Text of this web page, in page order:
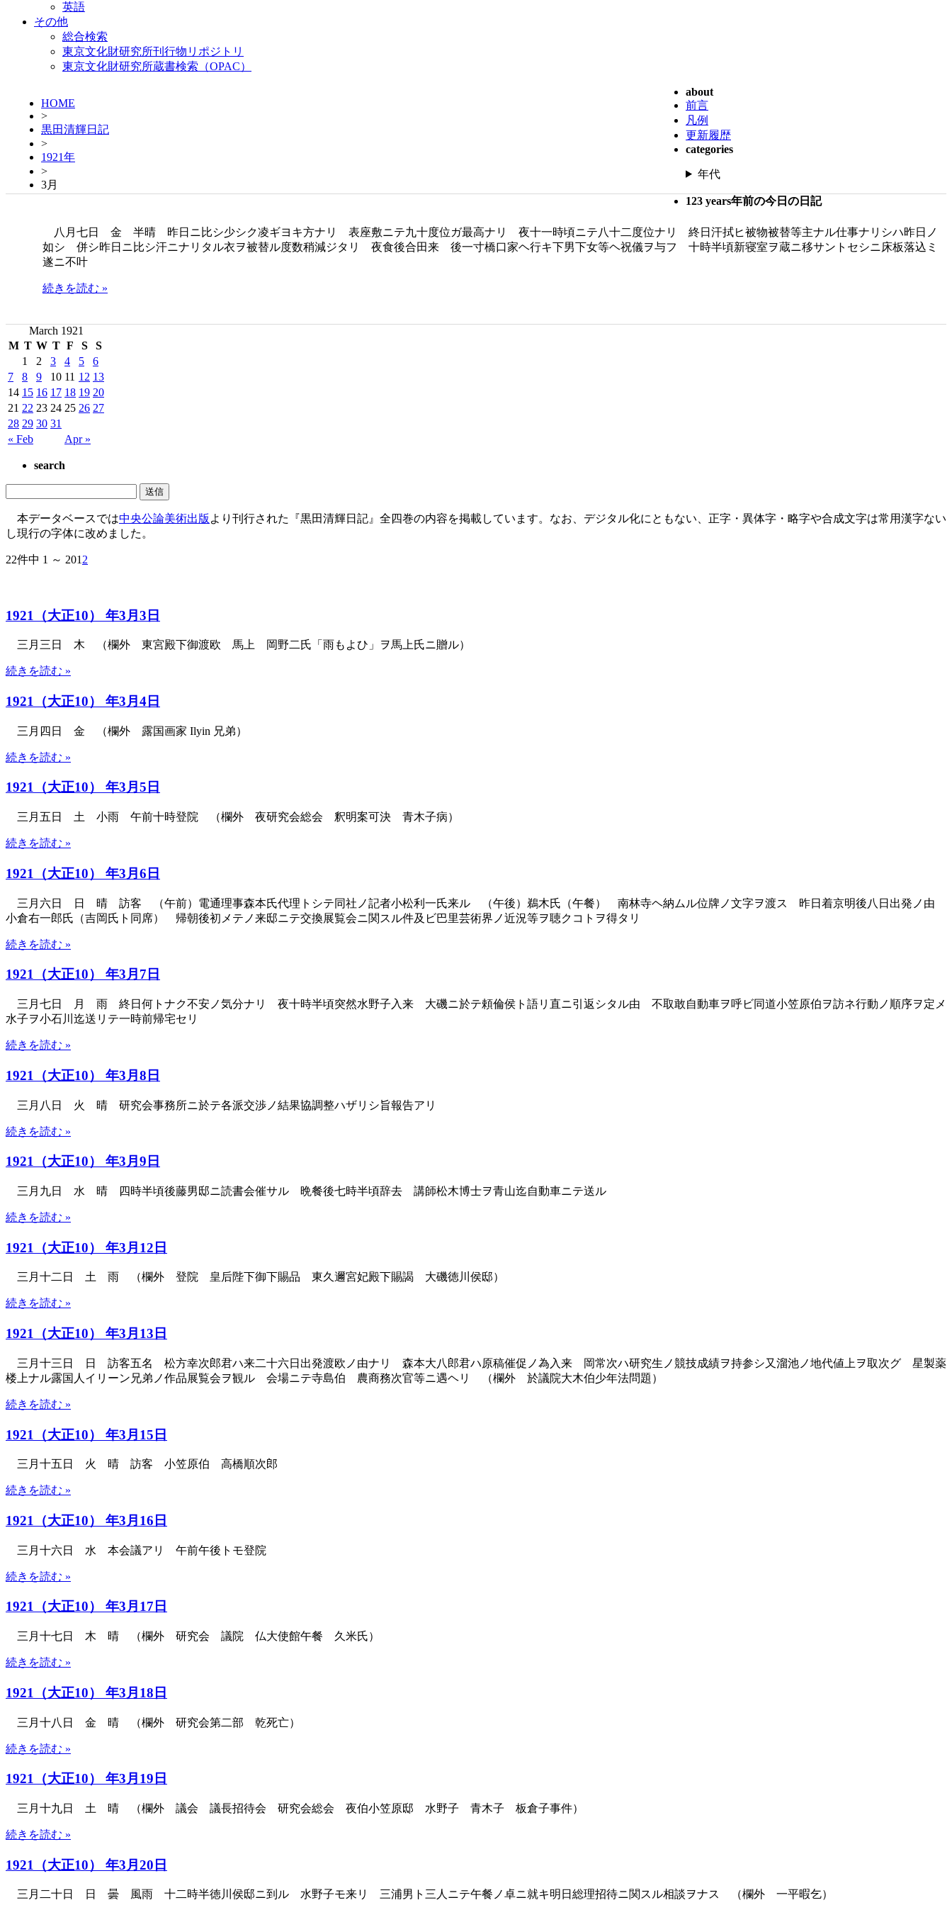
英語
その他
総合検索
東京文化財研究所刊行物リポジトリ
東京文化財研究所蔵書検索（OPAC）
HOME
>
黒田清輝日記
>
1921年
>
3月
about
前言
凡例
更新履歴
categories
年代
123 years年前の今日の日記
八月七日 金 半晴 昨日ニ比シ少シク凌ギヨキ方ナリ 表座敷ニテ九十度位ガ最高ナリ 夜十一時頃ニテ八十二度位ナリ 終日汗拭ヒ被物被替等主ナル仕事ナリシハ昨日ノ
如シ 併シ昨日ニ比シ汗ニナリタル衣ヲ被替ル度数稍減ジタリ 夜食後合田来 後一寸橋口家ヘ行キ下男下女等ヘ祝儀ヲ与フ 十時半頃新寝室ヲ蔵ニ移サントセシニ床板落込ミ
遂ニ不叶
続きを読む »
March 1921
M T W T F S S
« Feb Apr »
1 2 3 4 5
6
7
8 9 10 11 12 13
14 15 16 17 18 19 20
21 22 23 24 25 26 27
28 29 30 31
search
本データベースでは中央公論美術出版 より刊行された『黒田清輝日記』全四巻の内容を掲載しています。なお、デジタル化にともない、正字・異体字・略字や合成文字は常用漢字ない
し現行の字体に改めました。
22件中 1 ～ 201 2
1921（大正10） 年3月3日
三月三日 木 （欄外 東宮殿下御渡欧 馬上 岡野二氏「雨もよひ」ヲ馬上氏ニ贈ル）
続きを読む »
1921（大正10） 年3月4日
三月四日 金 （欄外 露国画家 Ilyin 兄弟）
続きを読む »
1921（大正10） 年3月5日
三月五日 土 小雨 午前十時登院 （欄外 夜研究会総会 釈明案可決 青木子病）
続きを読む »
1921（大正10） 年3月6日
三月六日 日 晴 訪客 （午前）電通理事森本氏代理トシテ同社ノ記者小松利一氏来ル （午後）鵜木氏（午餐） 南林寺ヘ納ムル位牌ノ文字ヲ渡ス 昨日着京明後八日出発ノ由
小倉右一郎氏（吉岡氏ト同席） 帰朝後初メテノ来邸ニテ交換展覧会ニ関スル件及ビ巴里芸術界ノ近況等ヲ聴クコトヲ得タリ
続きを読む »
1921（大正10） 年3月7日
三月七日 月 雨 終日何トナク不安ノ気分ナリ 夜十時半頃突然水野子入来 大磯ニ於テ頼倫侯ト語リ直ニ引返シタル由 不取敢自動車ヲ呼ビ同道小笠原伯ヲ訪ネ行動ノ順序ヲ定メ
水子ヲ小石川迄送リテ一時前帰宅セリ
続きを読む »
1921（大正10） 年3月8日
三月八日 火 晴 研究会事務所ニ於テ各派交渉ノ結果協調整ハザリシ旨報告アリ
続きを読む »
1921（大正10） 年3月9日
三月九日 水 晴 四時半頃後藤男邸ニ読書会催サル 晩餐後七時半頃辞去 講師松木博士ヲ青山迄自動車ニテ送ル
続きを読む »
1921（大正10） 年3月12日
三月十二日 土 雨 （欄外 登院 皇后陛下御下賜品 東久邇宮妃殿下賜謁 大磯徳川侯邸）
続きを読む »
1921（大正10） 年3月13日
三月十三日 日 訪客五名 松方幸次郎君ハ来二十六日出発渡欧ノ由ナリ 森本大八郎君ハ原稿催促ノ為入来 岡常次ハ研究生ノ競技成績ヲ持参シ又溜池ノ地代値上ヲ取次グ 星製薬
楼上ナル露国人イリーン兄弟ノ作品展覧会ヲ観ル 会場ニテ寺島伯 農商務次官等ニ遇ヘリ （欄外 於議院大木伯少年法問題）
続きを読む »
1921（大正10） 年3月15日
三月十五日 火 晴 訪客 小笠原伯 高橋順次郎
続きを読む »
1921（大正10） 年3月16日
三月十六日 水 本会議アリ 午前午後トモ登院
続きを読む »
1921（大正10） 年3月17日
三月十七日 木 晴 （欄外 研究会 議院 仏大使館午餐 久米氏）
続きを読む »
1921（大正10） 年3月18日
三月十八日 金 晴 （欄外 研究会第二部 乾死亡）
続きを読む »
1921（大正10） 年3月19日
三月十九日 土 晴 （欄外 議会 議長招待会 研究会総会 夜伯小笠原邸 水野子 青木子 板倉子事件）
続きを読む »
1921（大正10） 年3月20日
三月二十日 日 曇 風雨 十二時半徳川侯邸ニ到ル 水野子モ来リ 三浦男ト三人ニテ午餐ノ卓ニ就キ明日総理招待ニ関スル相談ヲナス （欄外 一平暇乞）